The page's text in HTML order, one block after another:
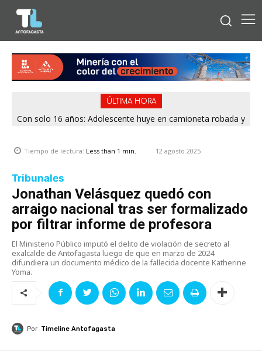
ÚLTIMA HORA
Con solo 16 años: Adolescente huye en camioneta robada y
Tiempo de lectura: Less than 1 min. 12 agosto 2025
Tribunales
Jonathan Velásquez quedó con
arraigo nacional tras ser formalizado
por filtrar informe de profesora
El Ministerio Público imputó el delito de violación de secreto al
exalcalde de Antofagasta luego de que en marzo de 2024
difundiera un documento médico de la fallecida docente Katherine
Yoma.
Por Timeline Antofagasta